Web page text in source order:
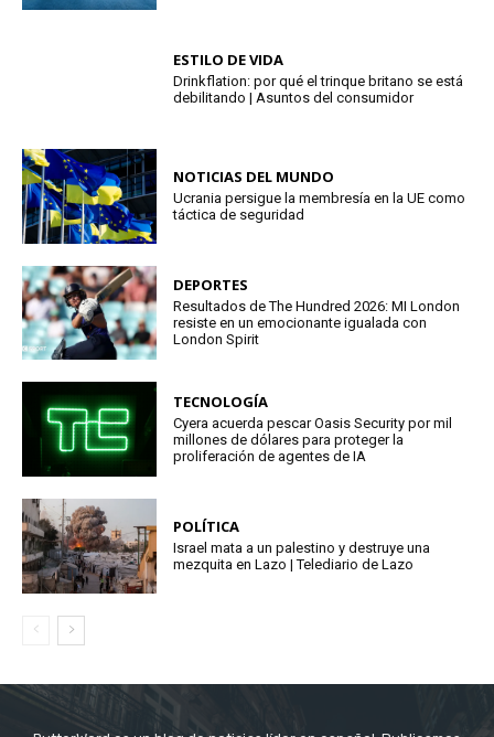
ESTILO DE VIDA
Drinkflation: por qué el trinque britano se está
debilitando | Asuntos del consumidor
NOTICIAS DEL MUNDO
Ucrania persigue la membresía en la UE como
táctica de seguridad
DEPORTES
Resultados de The Hundred 2026: MI London
resiste en un emocionante igualada con
London Spirit
TECNOLOGÍA
Cyera acuerda pescar Oasis Security por mil
millones de dólares para proteger la
proliferación de agentes de IA
POLÍTICA
Israel mata a un palestino y destruye una
mezquita en Lazo | Telediario de Lazo